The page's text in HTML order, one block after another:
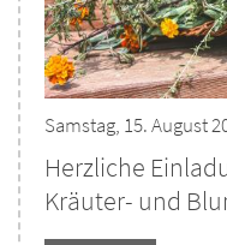
Samstag, 15. August
Herzliche
Kräuter- und